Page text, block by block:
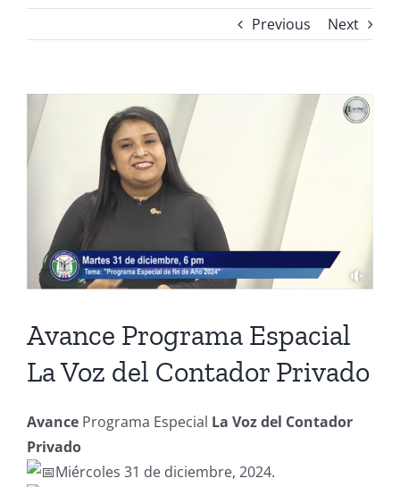
Previous Next
View
Larger
Image
Avance Programa Espacial
La Voz del Contador Privado
Avance Programa Especial La Voz del Contador
Privado
Miércoles 31 de diciembre, 2024.